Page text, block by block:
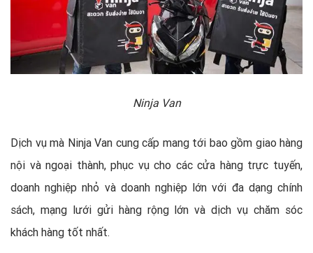
Ninja Van
Dịch vụ mà Ninja Van cung cấp mang tới bao gồm giao hàng
nội và ngoại thành, phục vụ cho các cửa hàng trực tuyến,
doanh nghiệp nhỏ và doanh nghiệp lớn với đa dạng chính
sách, mạng lưới gửi hàng rộng lớn và dịch vụ chăm sóc
khách hàng tốt nhất.